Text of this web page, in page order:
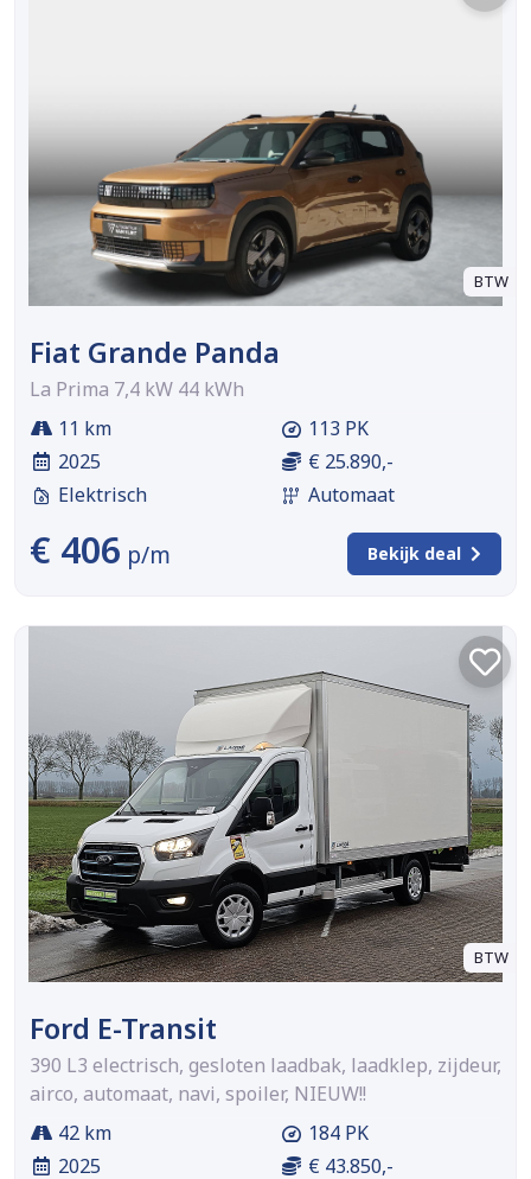
BTW
Fiat Grande Panda
La Prima 7,4 kW 44 kWh
11 km
2025
Elektrisch
113 PK
€ 25.890,-
Automaat
€ 406 p/m Bekijk deal
BTW
Ford E-Transit
390 L3 electrisch, gesloten laadbak, laadklep, zijdeur,
airco, automaat, navi, spoiler, NIEUW!!
42 km
2025
184 PK
€ 43.850,-